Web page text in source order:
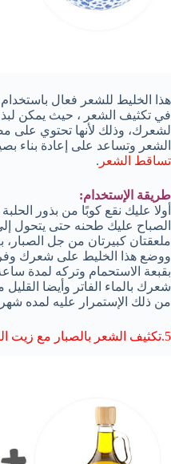
هذا الخليط للشعر فعال باستخدام
في تكثيف الشعر ، حيث يمكن
لشعرك، وذلك لأنها تحتوي على
الشعر وتساعد على إعادة بناء
تساقط الشعر .
طريقة الإستخدام:
أولا عليك نقع كوبًا من بذور
الصباح عليك طحنه حتى يتحول
ملعقتان كبيرتان من جل الصبار،
ووضع هذا الخليط على شعرك
بقبعة الاستحمام وتركه لمدة
شعرك بالماء الفاتر وأيضا
من ذلك الإستمرار عليه لمده
5.تكثيف الشعر بالصبار مع زيت الزيتون: